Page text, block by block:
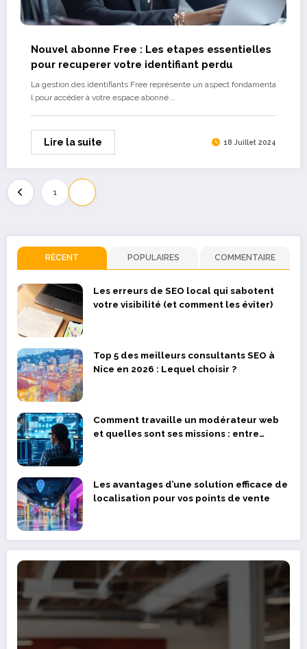
Nouvel abonne Free : Les etapes essentielles
pour recuperer votre identifiant perdu
La gestion des identifiants Free représente un aspect fondamenta
l pour accéder à votre espace abonné.…
Lire la suite 18 Juillet 2024
Pagination
des
publications
1
RÉCENT POPULAIRES COMMENTAIRE
Les erreurs de SEO local qui sabotent
votre visibilité (et comment les éviter)
Top 5 des meilleurs consultants SEO à
Nice en 2026 : Lequel choisir ?
Comment travaille un modérateur web
et quelles sont ses missions : entre
Les avantages d’une solution efficace de
localisation pour vos points de vente